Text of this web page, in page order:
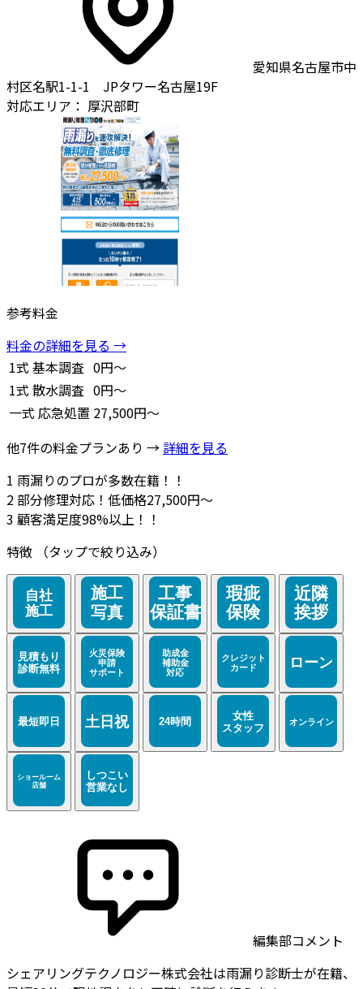
愛知県名古屋市中
村区名駅1-1-1 JPタワー名古屋19F
対応エリア： 厚沢部町
参考料金
料金の詳細を見る →
1式 基本調査 0円～
1式 散水調査 0円～
一式 応急処置 27,500円～
他7件の料金プランあり → 詳細を見る
1 雨漏りのプロが多数在籍！！
2部分修理対応！低価格27,500円～
3 顧客満足度98%以上！！
特徴
（タップで絞り込み）
編集部コメント
シェアリングテクノロジー株式会社は雨漏り診断士が在籍、